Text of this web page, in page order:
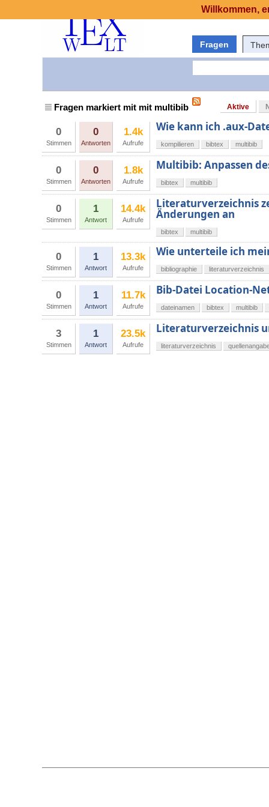
Fragen
Fragen markiert mit mit multibib Aktive
0
Stimmen
0
Antworten
1.4k
Aufrufe
Wie kann ich .aux-
kompilieren bibtex multibib
0
Stimmen
0
Antworten
1.8k
Aufrufe
Multibib: Anpassen
bibtex multibib
0
Stimmen
1
Antwort
14.4k
Aufrufe
Literaturverzeichnis
Änderungen an
bibtex multibib
0
Stimmen
1
Antwort
13.3k
Aufrufe
Wie unterteile ich
bibliographie literaturverzeichnis
0
Stimmen
1
Antwort
11.7k
Aufrufe
Bib-Datei Location-
dateinamen bibtex multibib
3
Stimmen
1
Antwort
23.5k
Aufrufe
Literaturverzeichnis
literaturverzeichnis
Willkommen,